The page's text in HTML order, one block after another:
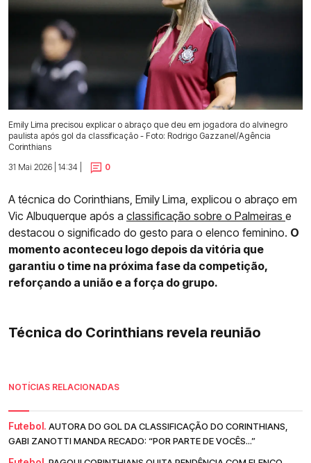
Emily Lima precisou explicar o abraço que deu em jogadora do alvinegro
paulista após gol da classificação - Foto: Rodrigo Gazzanel/Agência
Corinthians
31 Mai 2026 | 14:34 |
0
A técnica do Corinthians, Emily Lima, explicou o abraço em
Vic Albuquerque após a classificação sobre o Palmeiras e
destacou o significado do gesto para o elenco feminino. O
momento aconteceu logo depois da vitória que
garantiu o time na próxima fase da competição,
reforçando a união e a força do grupo.
Técnica do Corinthians revela reunião
NOTÍCIAS RELACIONADAS
Futebol. AUTORA DO GOL DA CLASSIFICAÇÃO DO CORINTHIANS,
GABI ZANOTTI MANDA RECADO: “POR PARTE DE VOCÊS...”